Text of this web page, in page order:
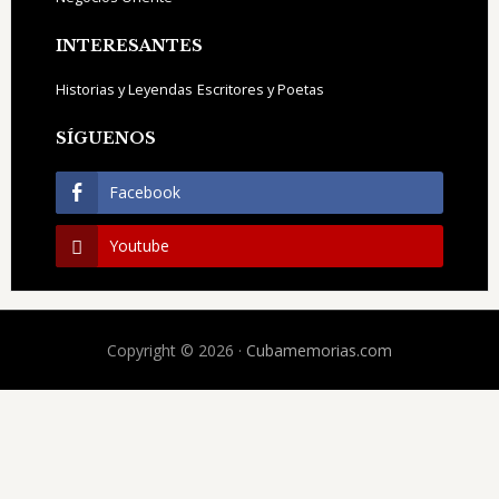
INTERESANTES
Historias y Leyendas Escritores y Poetas
SÍGUENOS
Facebook
Youtube
Copyright © 2026 · Cubamemorias.com